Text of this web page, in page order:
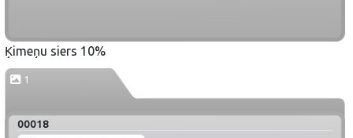
Ķimeņu siers 10%
1
00018